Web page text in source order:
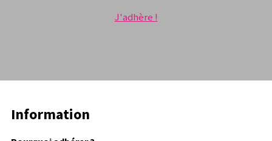
J'adhère !
Information